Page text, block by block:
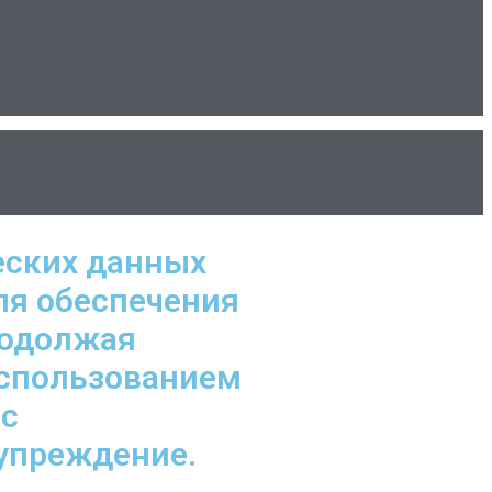
данных
обеспечения